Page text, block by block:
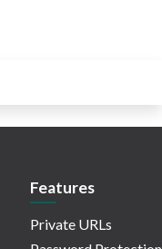
Features
Private URLs